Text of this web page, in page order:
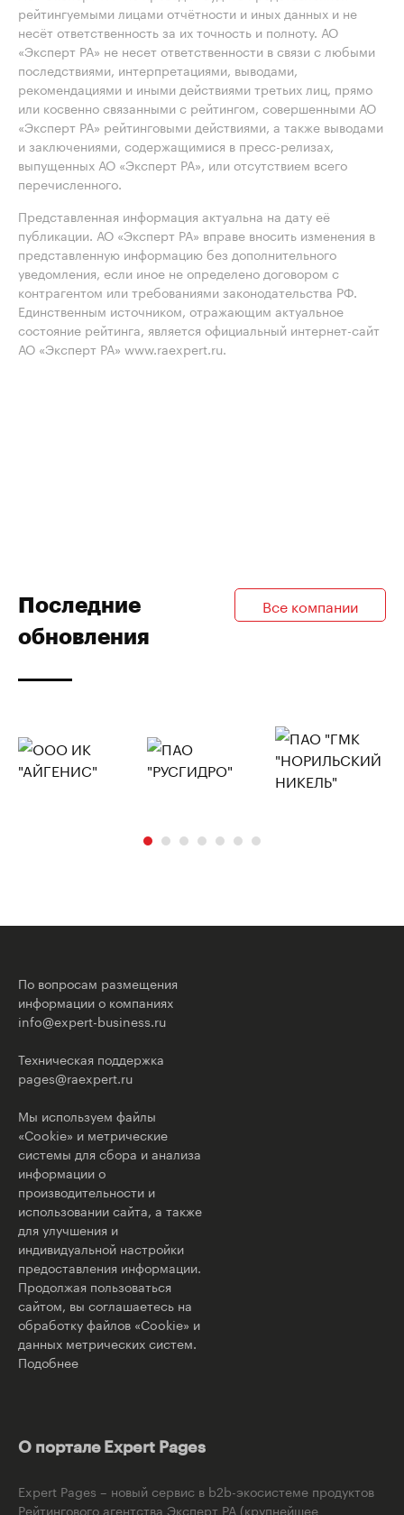
рейтингуемыми лицами отчётности и иных данных и не
несёт ответственность за их точность и полноту. АО
«Эксперт РА» не несет ответственности в связи с любыми
последствиями, интерпретациями, выводами,
рекомендациями и иными действиями третьих лиц, прямо
или косвенно связанными с рейтингом, совершенными АО
«Эксперт РА» рейтинговыми действиями, а также выводами
и заключениями, содержащимися в пресс-релизах,
выпущенных АО «Эксперт РА», или отсутствием всего
перечисленного.
Представленная информация актуальна на дату её
публикации. АО «Эксперт РА» вправе вносить изменения в
представленную информацию без дополнительного
уведомления, если иное не определено договором с
контрагентом или требованиями законодательства РФ.
Единственным источником, отражающим актуальное
состояние рейтинга, является официальный интернет-сайт
АО «Эксперт РА» www.raexpert.ru.
Последние
обновления
Все компании
По вопросам размещения
информации о компаниях
info@expert-business.ru
Техническая поддержка
pages@raexpert.ru
Мы используем файлы
«Cookie» и метрические
системы для сбора и анализа
информации о
производительности и
использовании сайта, а также
для улучшения и
индивидуальной настройки
предоставления информации.
Продолжая пользоваться
сайтом, вы соглашаетесь на
обработку файлов «Cookie» и
данных метрических систем.
Подобнее
О портале Expert Pages
Expert Pages – новый сервис в b2b-экосистеме продуктов
Рейтингового агентства Эксперт РА (крупнейшее